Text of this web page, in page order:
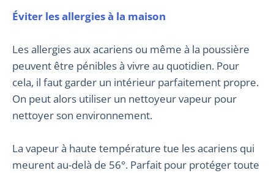
Éviter les allergies à la maison
Les allergies aux acariens ou même à la poussière
peuvent être pénibles à vivre au quotidien. Pour
cela, il faut garder un intérieur parfaitement propre.
On peut alors utiliser un nettoyeur vapeur pour
nettoyer son environnement.
La vapeur à haute température tue les acariens qui
meurent au-delà de 56°. Parfait pour protéger toute